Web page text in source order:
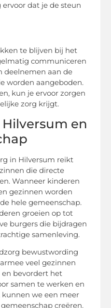
ervoor dat je de steun
te blijven bij het
communiceren
deelnemen aan de
worden aangeboden.
kun je ervoor zorgen
zorg krijgt.
en
in Hilversum reikt
die directe
Wanneer kinderen
gezinnen worden
hele gemeenschap.
groeien op tot
burgers die bijdragen
samenleving.
bewustwording
veel gezinnen
bevordert het
samen te werken en
we een meer
creëren.